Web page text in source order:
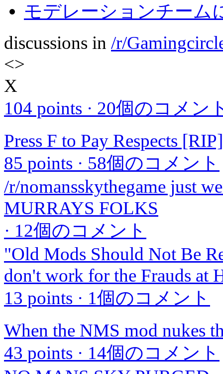
モデレーションチーム
discussions in /r/
<>
X
104 points · 20個のコメン
Press F to Pay Respects [RIP]
85 points · 58個のコメント
/r/nomansskythegame just
MURRAYS FOLKS
· 12個のコメント
"Old Mods Should Not Be
don't work for the Frauds at
13 points · 1個のコメント
When the NMS mod nukes
43 points · 14個のコメント